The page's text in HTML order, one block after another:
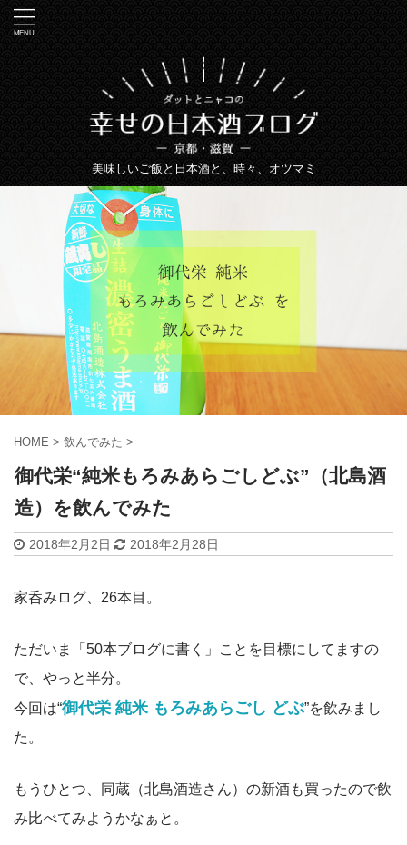
美味しいご飯と日本酒と、時々、オツマミ
HOME > 飲んでみた >
御代栄“純米もろみあらごしどぶ”（北島酒
造）を飲んでみた
2018年2月2日 2018年2月28日
家呑みログ、26本目。
ただいま「50本ブログに書く」ことを目標にしてますの
で、やっと半分。
今回は“御代栄 純米 もろみあらごし どぶ”を飲みまし
た。
もうひとつ、同蔵（北島酒造さん）の新酒も買ったので飲
み比べてみようかなぁと。